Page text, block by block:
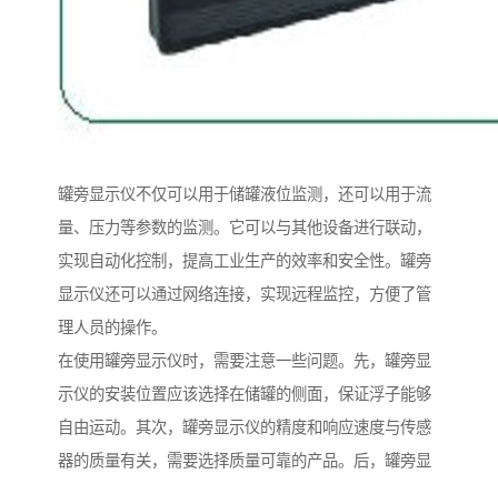
罐旁显示仪不仅可以用于储罐液位监测，还可以用于流
量、压力等参数的监测。它可以与其他设备进行联动，
实现自动化控制，提高工业生产的效率和安全性。罐旁
显示仪还可以通过网络连接，实现远程监控，方便了管
理人员的操作。
在使用罐旁显示仪时，需要注意一些问题。先，罐旁显
示仪的安装位置应该选择在储罐的侧面，保证浮子能够
自由运动。其次，罐旁显示仪的精度和响应速度与传感
器的质量有关，需要选择质量可靠的产品。后，罐旁显